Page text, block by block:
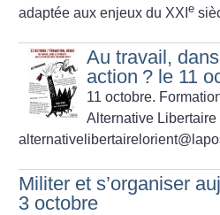
adaptée aux enjeux du XXIe
Au travail,
action ? le 11
11 octobre.
Alternative Libertaire
Militer et s’organiser
3 octobre